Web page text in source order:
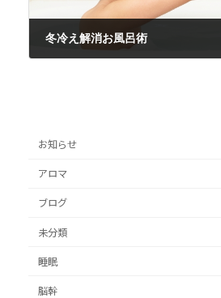
冬冷え解消お風呂術
お知らせ
アロマ
ブログ
未分類
睡眠
脳幹